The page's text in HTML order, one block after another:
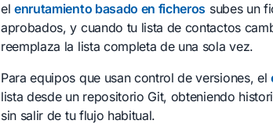
elenrutamiento basado en ficheros subes un
aprobados, y cuando tu lista de contactos
reemplaza la lista completa de una sola vez.
Para equipos que usan control de versiones, el
lista desde un repositorio Git, obteniendo
sin salir de tu flujo habitual.